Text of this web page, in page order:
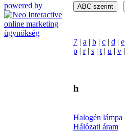
powered by
7 | a | b | c | d | e
p | r| s | t | u | v |
h
Halogén lámpa
Hálózati áram